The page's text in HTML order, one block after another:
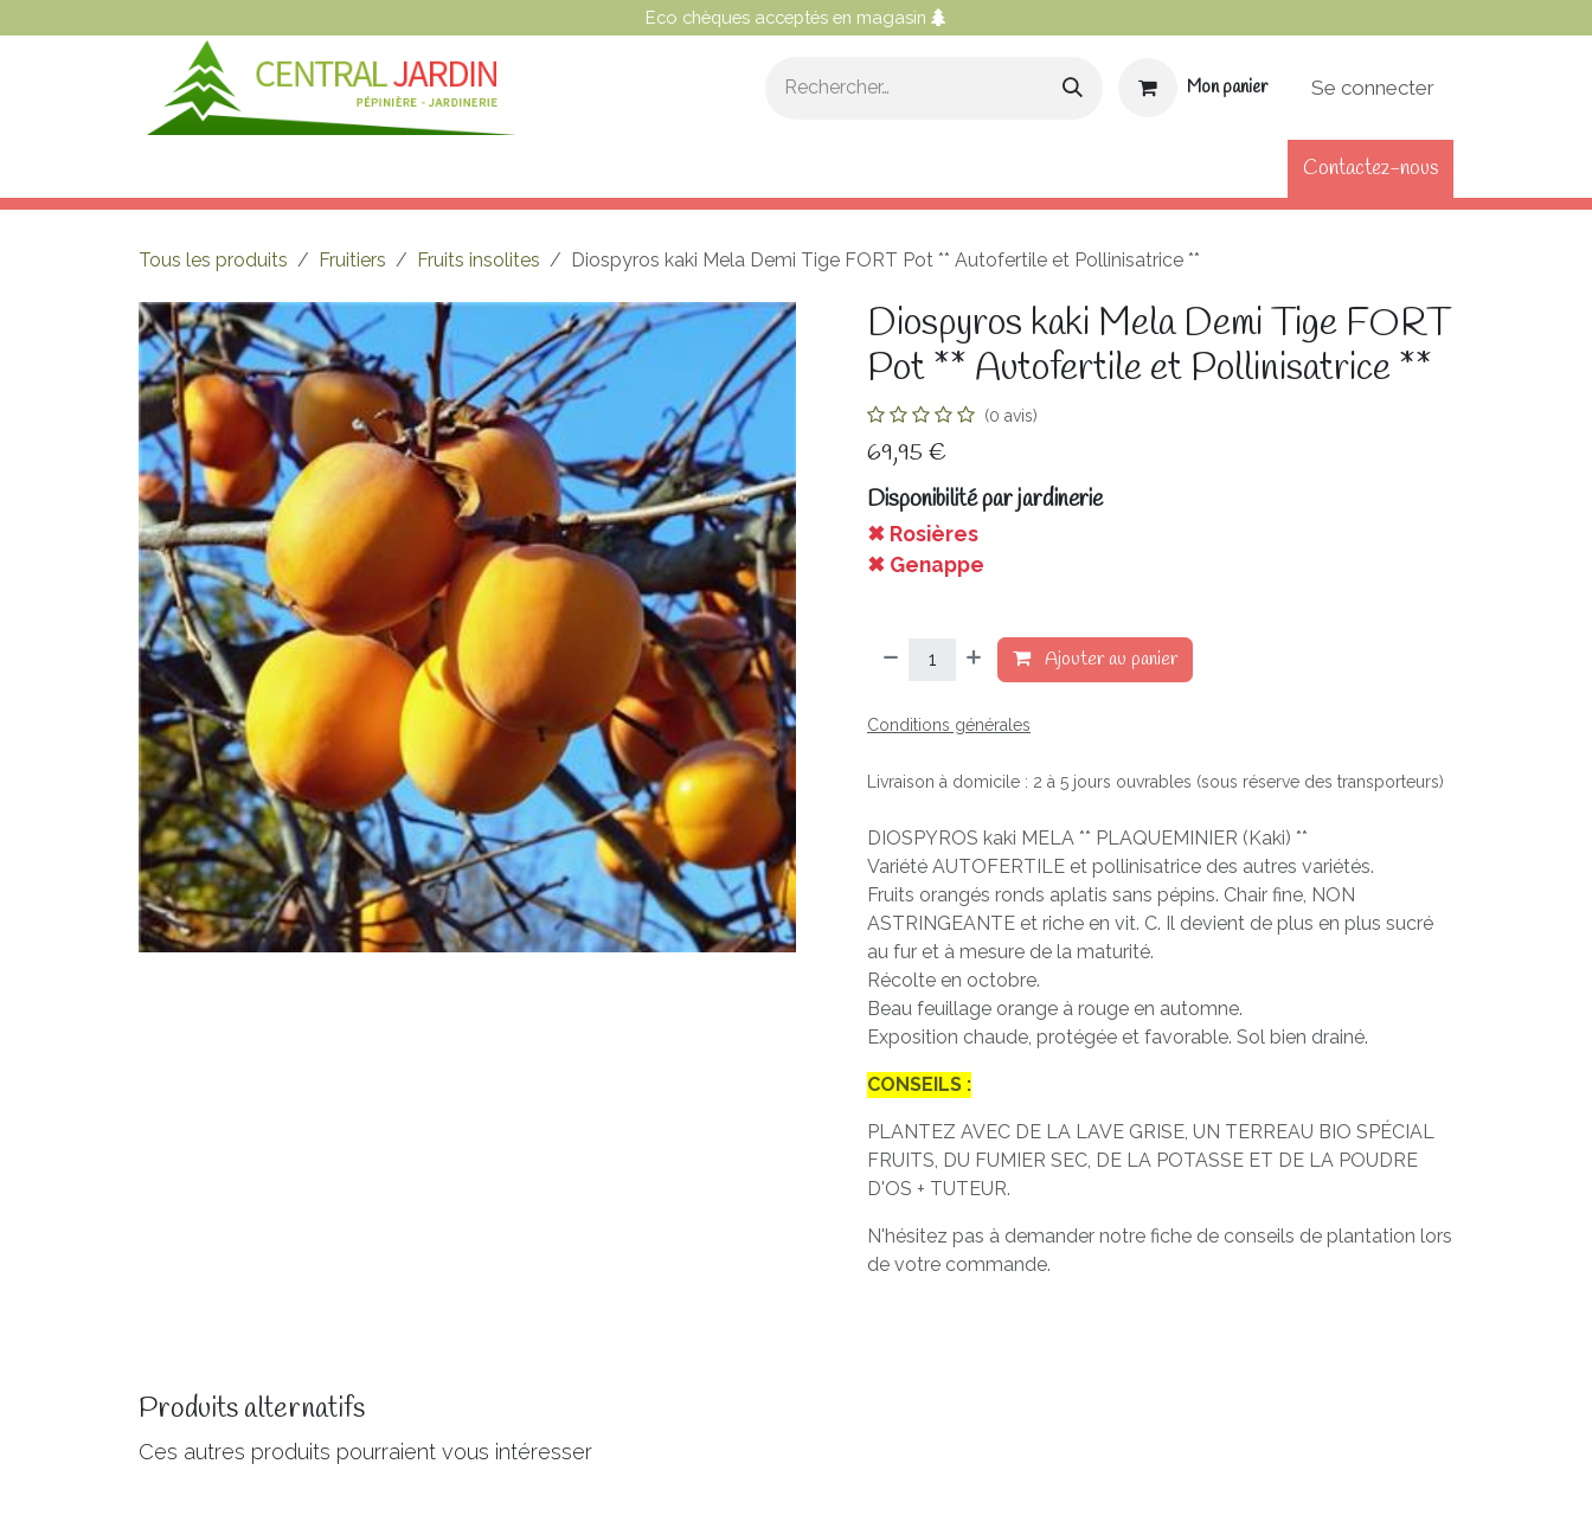
Eco chèques acceptés en magasin
Mon panier Se connecter
CARTE CADEAUContactez-nous
Tous les produits Fruitiers Fruits insolites Diospyros kaki Mela Demi Tige FORT Pot ** Autofertile et Pollinisatrice **
Diospyros kaki Mela Demi Tige FORT
Pot ** Autofertile et Pollinisatrice **
(0 avis)
69,95 €
Disponibilité par jardinerie
✖ Rosières
✖ Genappe
Ajouter au panier
Conditions générales
Livraison à domicile : 2 à 5 jours ouvrables (sous réserve des transporteurs)
DIOSPYROS kaki MELA ** PLAQUEMINIER (Kaki) **
Variété AUTOFERTILE et pollinisatrice des autres variétés.
Fruits orangés ronds aplatis sans pépins. Chair fine, NON
ASTRINGEANTE et riche en vit. C. Il devient de plus en plus sucré
au fur et à mesure de la maturité.
Récolte en octobre.
Beau feuillage orange à rouge en automne.
Exposition chaude, protégée et favorable. Sol bien drainé.
CONSEILS :
PLANTEZ AVEC DE LA LAVE GRISE, UN TERREAU BIO SPÉCIAL
FRUITS, DU FUMIER SEC, DE LA POTASSE ET DE LA POUDRE
D'OS + TUTEUR.
N'hésitez pas à demander notre fiche de conseils de plantation lors
de votre commande.
Produits alternatifs
Ces autres produits pourraient vous intéresser